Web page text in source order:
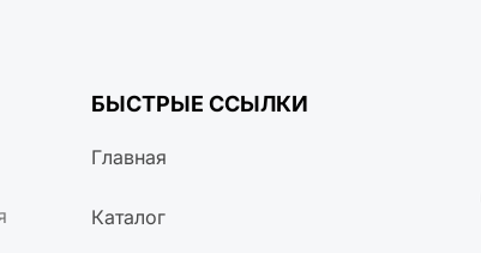
БЫСТРЫЕ ССЫЛКИ
Главная
Каталог